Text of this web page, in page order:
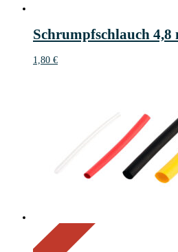
Schrumpfschlauch
1,80 €
On Sale